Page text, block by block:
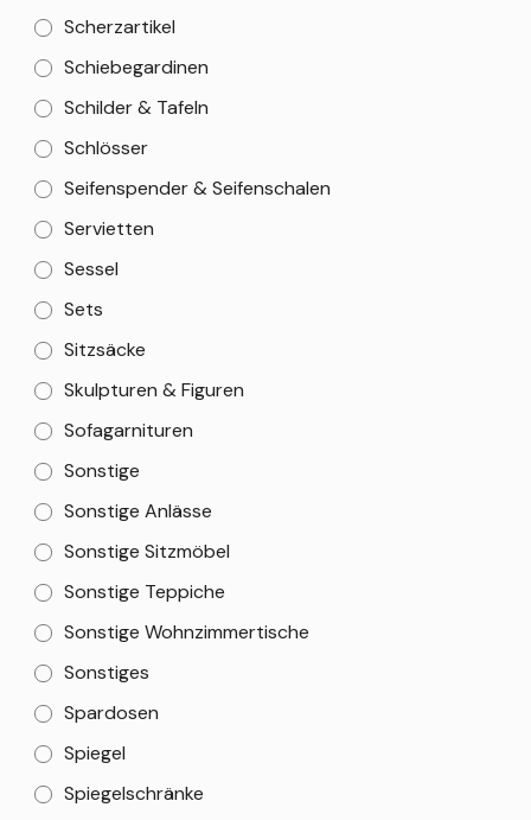
Scherzartikel
Schiebegardinen
Schilder & Tafeln
Schlösser
Seifenspender & Seifenschalen
Servietten
Sessel
Sets
Sitzsäcke
Skulpturen & Figuren
Sofagarnituren
Sonstige
Sonstige Anlässe
Sonstige Sitzmöbel
Sonstige Teppiche
Sonstige Wohnzimmertische
Sonstiges
Spardosen
Spiegel
Spiegelschränke